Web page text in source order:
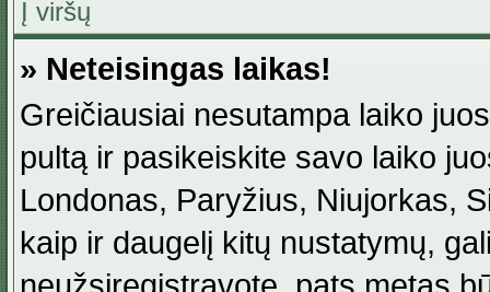
Į viršų
» Neteisingas laikas!
Greičiausiai nesutampa laiko
pultą ir pasikeiskite savo laiko
Londonas, Paryžius, Niujorkas,
kaip ir daugelį kitų nustatymų,